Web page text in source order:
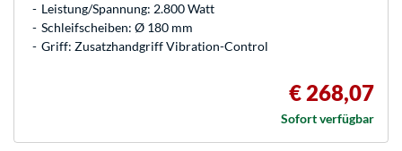
Leistung/Spannung: 2.800 Watt
Schleifscheiben: Ø 180 mm
Griff: Zusatzhandgriff Vibration-Control
€ 268,07
Sofort verfügbar